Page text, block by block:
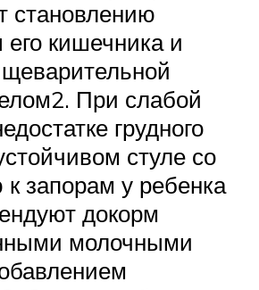
становлению
кишечника и
При слабой
грудного
стуле со
к запорам у ребенка
докорм
молочными